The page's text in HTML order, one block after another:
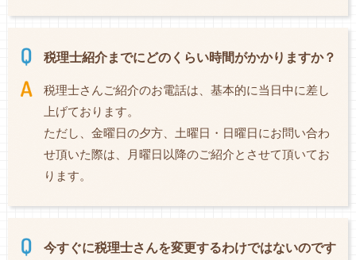
税理士紹介までにどのくらい時間がかかりますか？
税理士さんご紹介のお電話は、基本的に当日中に差し
上げております。
ただし、金曜日の夕方、土曜日・日曜日にお問い合わ
せ頂いた際は、月曜日以降のご紹介とさせて頂いてお
ります。
今すぐに税理士さんを変更するわけではないのです